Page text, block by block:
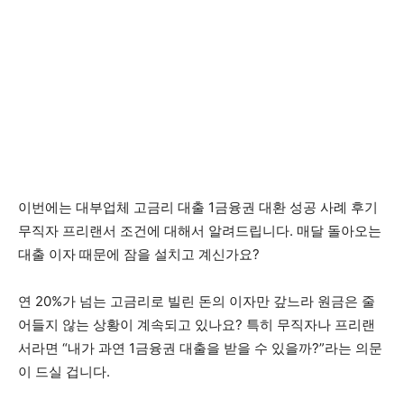
이번에는 대부업체 고금리 대출 1금융권 대환 성공 사례 후기
무직자 프리랜서 조건에 대해서 알려드립니다. 매달 돌아오는
대출 이자 때문에 잠을 설치고 계신가요?
연 20%가 넘는 고금리로 빌린 돈의 이자만 갚느라 원금은 줄
어들지 않는 상황이 계속되고 있나요? 특히 무직자나 프리랜
서라면 “내가 과연 1금융권 대출을 받을 수 있을까?”라는 의문
이 드실 겁니다.